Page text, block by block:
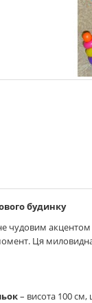
будинку
чудовим
Ця
– висота 100